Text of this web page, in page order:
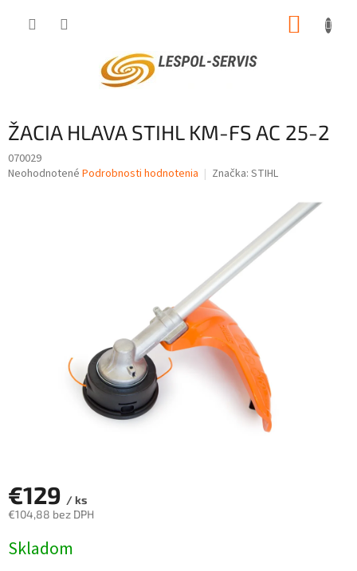
ŽACIA HLAVA STIHL KM-FS AC 25-2
070029
Priemerné
Neohodnotené Podrobnosti hodnotenia Značka: STIHL
€129 / ks
€104,88 bez DPH
cena:
Skladom